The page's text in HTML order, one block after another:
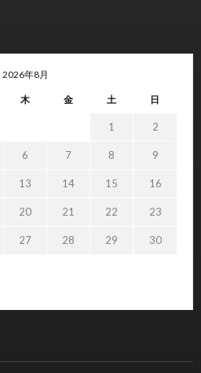
2026年8月
木 金 土 日
1 2
6 7 8 9
13 14 15 16
20 21 22 23
27 28 29 30